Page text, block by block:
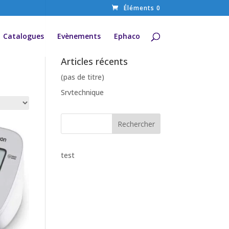
Éléments 0
Catalogues Evènements Ephaco
Articles récents
(pas de titre)
Srvtechnique
test